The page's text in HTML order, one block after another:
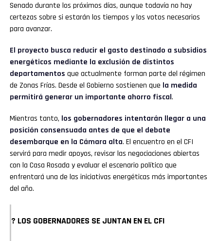
Senado durante los próximos días, aunque todavía no hay
certezas sobre si estarán los tiempos y los votos necesarios
para avanzar.
El proyecto busca reducir el gasto destinado a subsidios
energéticos mediante la exclusión de distintos
departamentos que actualmente forman parte del régimen
de Zonas Frías. Desde el Gobierno sostienen que la medida
permitirá generar un importante ahorro fiscal.
Mientras tanto, los gobernadores intentarán llegar a una
posición consensuada antes de que el debate
desembarque en la Cámara alta. El encuentro en el CFI
servirá para medir apoyos, revisar las negociaciones abiertas
con la Casa Rosada y evaluar el escenario político que
enfrentará una de las iniciativas energéticas más importantes
del año.
? LOS GOBERNADORES SE JUNTAN EN EL CFI